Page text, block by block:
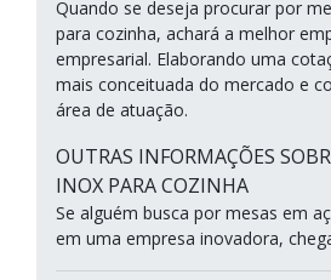
Quando se deseja procurar por
para cozinha, achará a melhor
empresarial. Elaborando uma
mais conceituada do mercado e
área de atuação.
OUTRAS INFORMAÇÕES
INOX PARA COZINHA
Se alguém busca por mesas em
em uma empresa inovadora,